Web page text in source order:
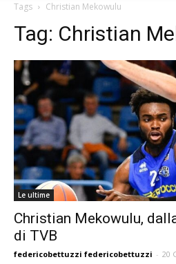
Tags Christian Mekowulu
Tag: Christian
Le ultime
Christian Mekowulu,
di TVB
federicobettuzzi federicobettuzzi - 20